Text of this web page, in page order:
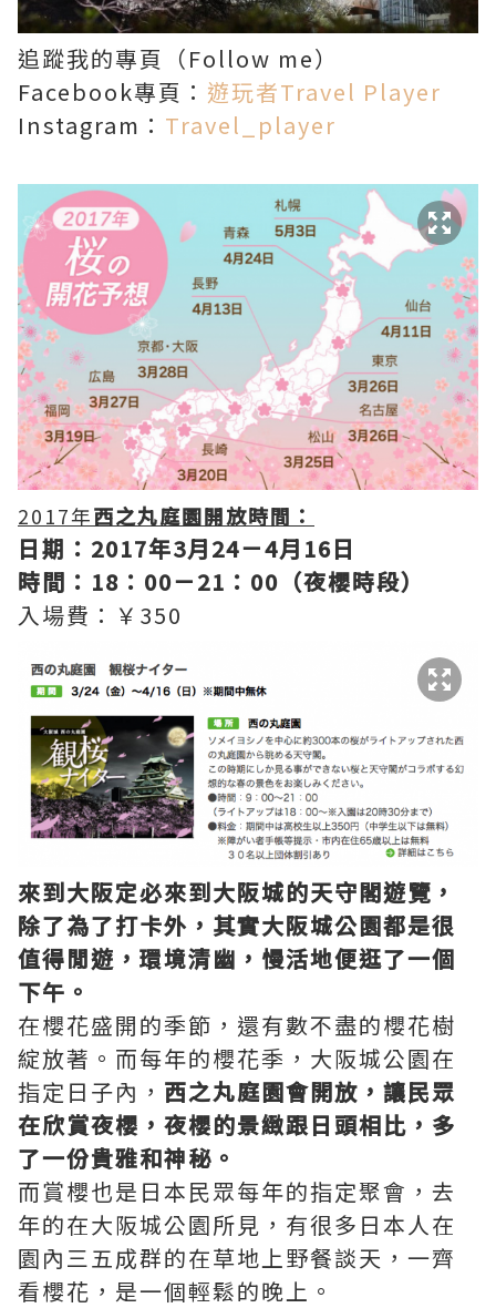
追蹤我的專頁（Follow me）
Facebook專頁： 遊玩者Travel Player
Instagram： Travel_player
2017年西之丸庭園開放時間：
日期：2017年3月24－4月16日
時間：18：00－21：00（夜櫻時段）
入場費：￥350
來到大阪定必來到大阪城的天守閣遊覽，
除了為了打卡外，其實大阪城公園都是很
值得閒遊，環境清幽，慢活地便逛了一個
下午。
在櫻花盛開的季節，還有數不盡的櫻花樹
綻放著。而每年的櫻花季，大阪城公園在
指定日子內， 西之丸庭園會開放，讓民眾
在欣賞夜櫻，夜櫻的景緻跟日頭相比，多
了一份貴雅和神秘。
而賞櫻也是日本民眾每年的指定聚會，去
年的在大阪城公園所見，有很多日本人在
園內三五成群的在草地上野餐談天，一齊
看櫻花，是一個輕鬆的晚上。